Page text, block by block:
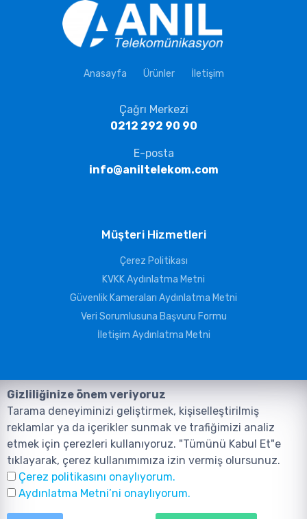
Anasayfa Ürünler İletişim
Çağrı Merkezi
0212 292 90 90
E-posta
info@aniltelekom.com
Müşteri Hizmetleri
Çerez Politikası
KVKK Aydınlatma Metni
Güvenlik Kameraları Aydınlatma Metni
Veri Sorumlusuna Başvuru Formu
İletişim Aydınlatma Metni
©2026, Tüm Hakları ANIL TELEKOMÜNİKASYON GÜVENLİK VE BİLİŞİM
SİSTEMLERİ SAN. TİC. LTD. ŞTİ. aittir.Tasarım ve Yazılım:
Tasarım Yazılım ve Teknoloji
Gizliliğinize önem veriyoruz
Tarama deneyiminizi geliştirmek, kişiselleştirilmiş
reklamlar ya da içerikler sunmak ve trafiğimizi analiz
etmek için çerezleri kullanıyoruz. "Tümünü Kabul Et"e
tıklayarak, çerez kullanımımıza izin vermiş olursunuz.
Çerez politikasını onaylıyorum.
Aydınlatma Metni’ni onaylıyorum.